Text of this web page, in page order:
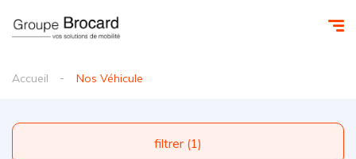
Accueil Nos Véhicule
filtrer (1)